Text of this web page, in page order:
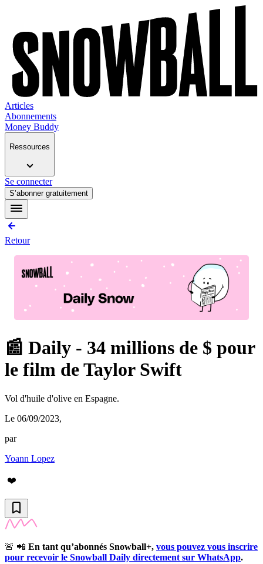
Articles
Abonnements
Money Buddy
Ressources
Se connecter
S’abonner gratuitement
Retour
📰 Daily - 34 millions de $ pour
le film de Taylor Swift
Vol d'huile d'olive en Espagne.
Le 06/09/2023,
par
Yoann Lopez
❤️
🚨 📲 En tant qu’abonnés Snowball+, vous pouvez vous inscrire
pour recevoir le Snowball Daily directement sur WhatsApp.